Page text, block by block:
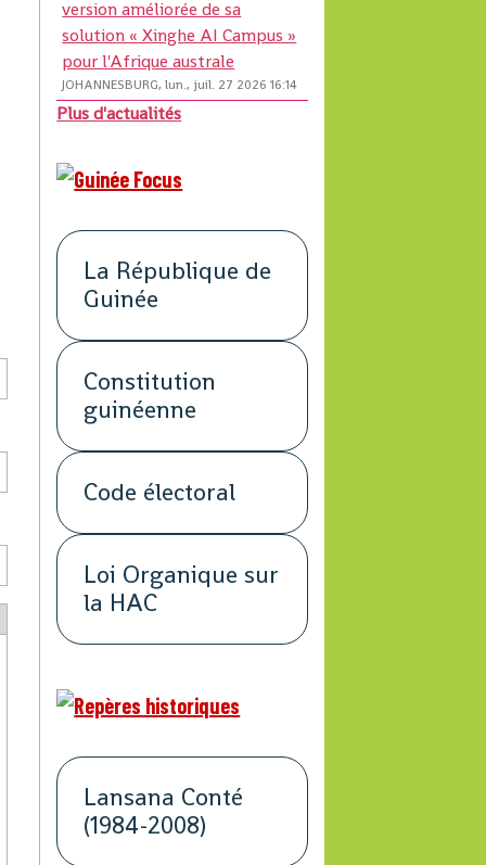
version améliorée de sa
solution « Xinghe AI Campus »
pour l'Afrique australe
JOHANNESBURG, lun., juil. 27 2026 16:14
Plus d'actualités
La République de
Guinée
Constitution
guinéenne
Code électoral
Loi Organique sur
la HAC
Lansana Conté
(1984-2008)